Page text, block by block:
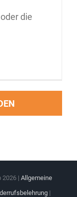
die
2026 | Allgemeine
|